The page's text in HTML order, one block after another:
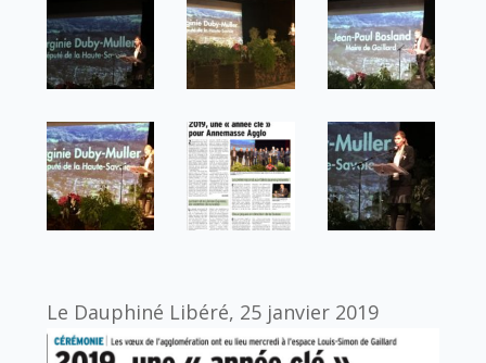
Le Dauphiné Libéré, 25 janvier 2019